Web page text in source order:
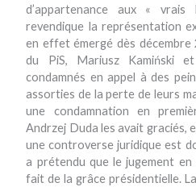
d’appartenance aux «
revendique la représentation
en effet émergé dès décembre
du PiS, Mariusz Kamiński
condamnés en appel à des
assorties de la perte de leurs
une condamnation en
Andrzej Duda les avait graciés,
une controverse juridique est
a prétendu que le jugement
fait de la grâce présidentielle.